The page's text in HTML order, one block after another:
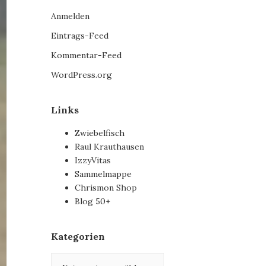
Anmelden
Eintrags-Feed
Kommentar-Feed
WordPress.org
Links
Zwiebelfisch
Raul Krauthausen
IzzyVitas
Sammelmappe
Chrismon Shop
Blog 50+
Kategorien